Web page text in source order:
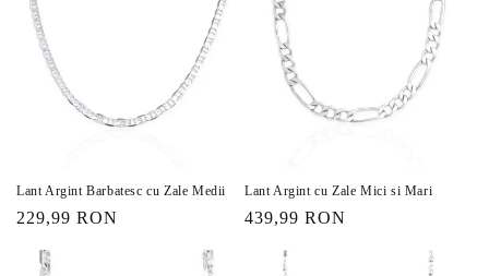
Lant Argint Barbatesc cu Zale Medii
Preț
229,99 RON
Lant Argint cu Zale Mici si Mari
Preț
439,99 RON